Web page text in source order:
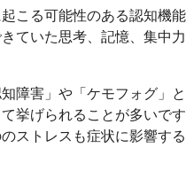
こる可能性のある認知機能
ていた思考、記憶、集中力
障害」や「ケモフォグ」と
挙げられることが多いです
ストレスも症状に影響する